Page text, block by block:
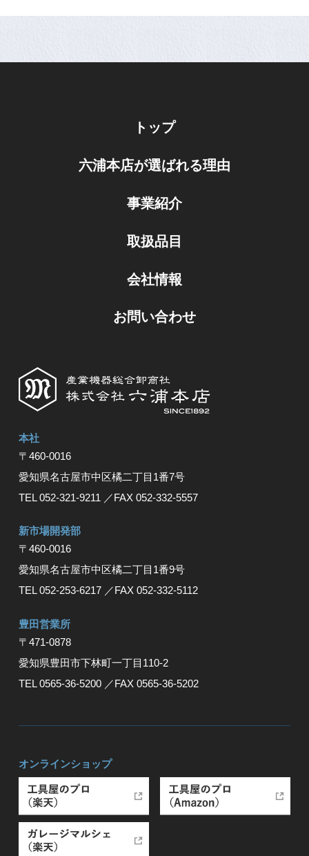
トップ
六浦本店が選ばれる理由
事業紹介
取扱品目
会社情報
お問い合わせ
本社
〒460-0016
愛知県名古屋市中区橘⼆丁⽬1番7号
TEL 052-321-9211 ／FAX 052-332-5557
新市場開発部
〒460-0016
愛知県名古屋市中区橘二丁目1番9号
TEL 052-253-6217 ／FAX 052-332-5112
豊⽥営業所
〒471-0878
愛知県豊⽥市下林町⼀丁⽬110-2
TEL 0565-36-5200 ／FAX 0565-36-5202
オンラインショップ